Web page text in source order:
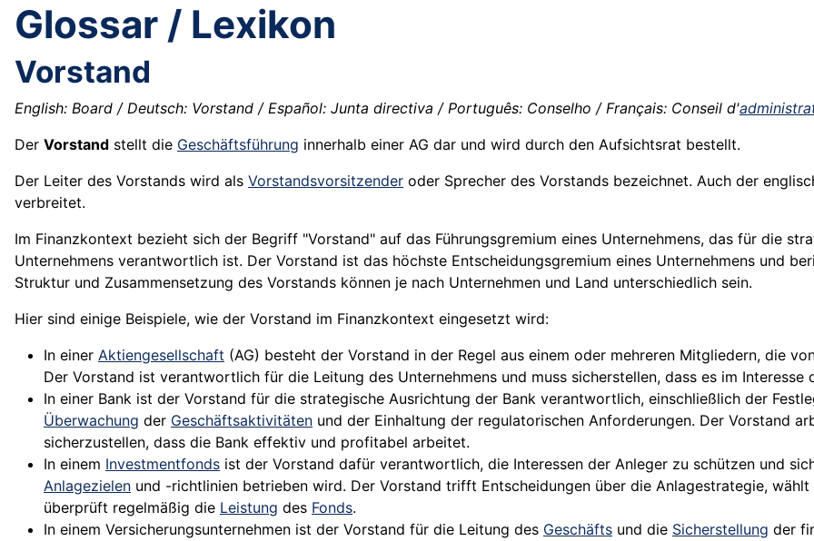
Glossar / Lexikon
Vorstand
English: Board / Deutsch: Vorstand / Español: Junta directiva / Português: Conselho / Français: Conseil d'
Der Vorstand stellt die Geschäftsführung innerhalb einer AG dar und wird durch den Aufsichtsrat bestellt.
Der Leiter des Vorstands wird als Vorstandsvorsitzender oder Sprecher des Vorstands bezeichnet. Auch der
verbreitet.
Im Finanzkontext bezieht sich der Begriff "Vorstand" auf das Führungsgremium eines Unternehmens, das für die
Unternehmens verantwortlich ist. Der Vorstand ist das höchste Entscheidungsgremium eines Unternehmens und
Struktur und Zusammensetzung des Vorstands können je nach Unternehmen und Land unterschiedlich sein.
Hier sind einige Beispiele, wie der Vorstand im Finanzkontext eingesetzt wird:
In einer Aktiengesellschaft (AG) besteht der Vorstand in der Regel aus einem oder mehreren Mitgliedern, die
Der Vorstand ist verantwortlich für die Leitung des Unternehmens und muss sicherstellen, dass es im Interesse
In einer Bank ist der Vorstand für die strategische Ausrichtung der Bank verantwortlich, einschließlich der
Überwachung der Geschäftsaktivitäten und der Einhaltung der regulatorischen Anforderungen. Der Vorstand
sicherzustellen, dass die Bank effektiv und profitabel arbeitet.
In einem Investmentfonds ist der Vorstand dafür verantwortlich, die Interessen der Anleger zu schützen und
Anlagezielen und -richtlinien betrieben wird. Der Vorstand trifft Entscheidungen über die Anlagestrategie, wählt
überprüft regelmäßig die Leistung des Fonds.
In einem Versicherungsunternehmen ist der Vorstand für die Leitung des Geschäfts und die Sicherstellung der